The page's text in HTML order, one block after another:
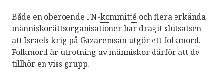
Både en oberoende FN-kommitté och flera erkända
människorättsorganisationer har dragit slutsatsen
att Israels krig på Gazaremsan utgör ett folkmord.
Folkmord är utrotning av människor därför att de
tillhör en viss grupp.